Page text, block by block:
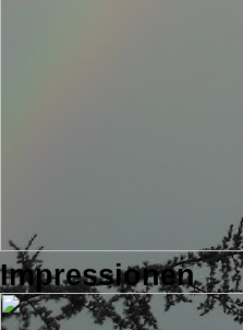
Impressionen